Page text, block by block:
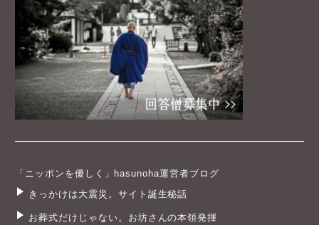
「ニッポンを優しく」hasunoha運営者ブログ
きっかけは大震災。サイト誕生秘話
お葬式だけじゃない。お坊さんの本領発揮